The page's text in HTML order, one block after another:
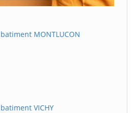
MONTLUCON
VICHY